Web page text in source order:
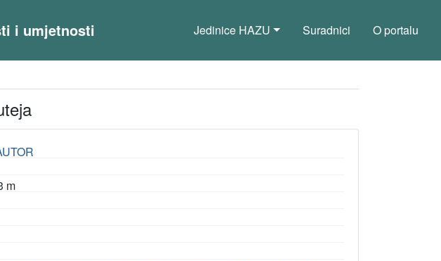
i umjetnosti Jedinice HAZU Suradnici O portalu
m